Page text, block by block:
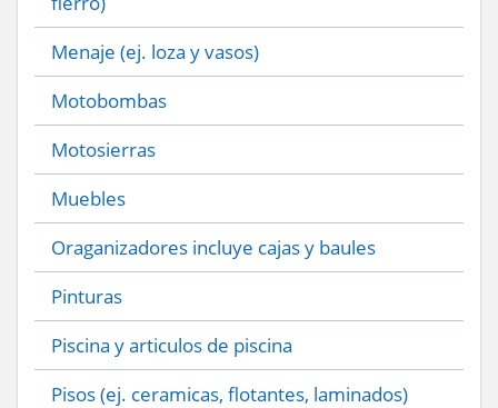
Menaje (ej. loza y vasos)
Motobombas
Motosierras
Muebles
Oraganizadores incluye cajas y baules
Pinturas
Piscina y articulos de piscina
Pisos (ej. ceramicas, flotantes, laminados)